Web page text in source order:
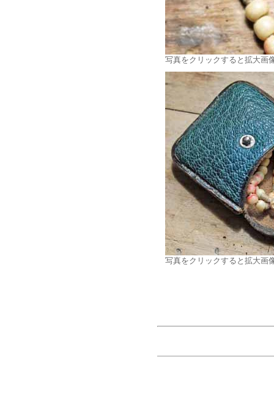
写真をクリックすると拡大画
写真をクリックすると拡大画